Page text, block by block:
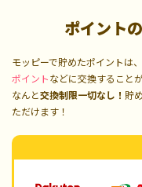
ポイント
モッピーで貯めたポイントは、
ポイントなどに交換すること
なんと交換制限一切なし！ 貯
ただけます！